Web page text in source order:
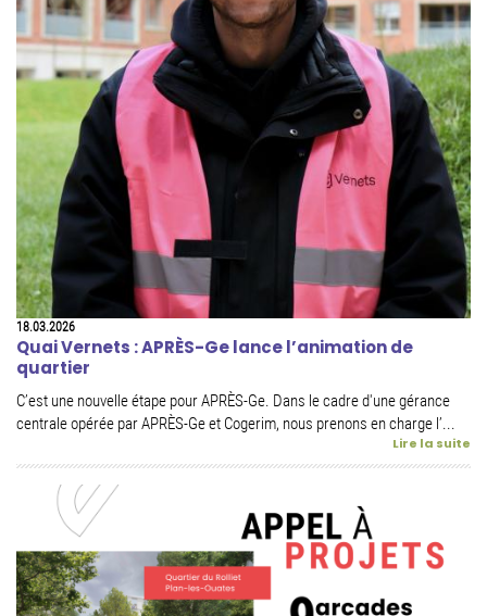
18.03.2026
Quai Vernets : APRÈS-Ge lance l’animation de
quartier
C’est une nouvelle étape pour APRÈS-Ge. Dans le cadre d'une gérance
centrale opérée par APRÈS-Ge et Cogerim, nous prenons en charge l’...
Lire la suite